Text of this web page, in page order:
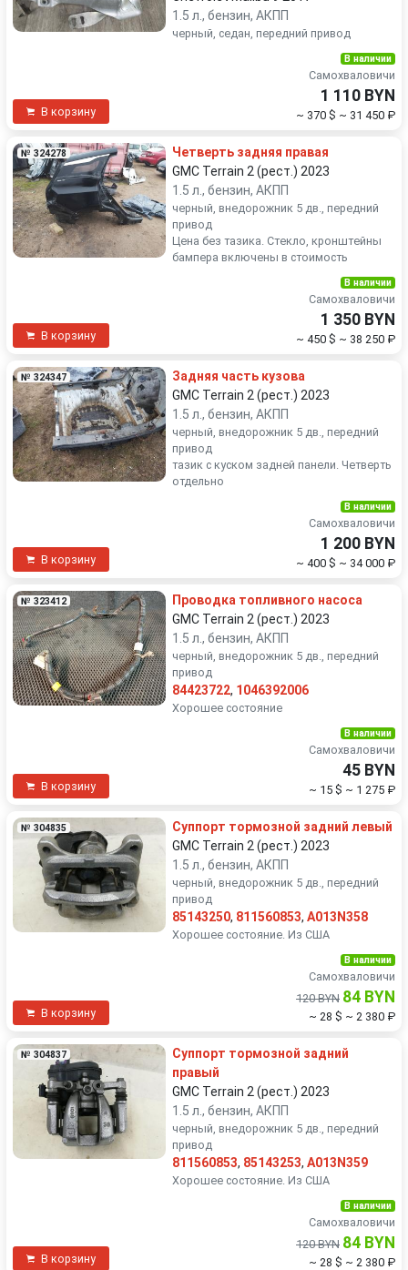
1.5 л., бензин, АКПП
черный, седан, передний привод
В корзину
В наличии
Самохваловичи
1 110 BYN
~ 370 $ ~ 31 450 ₽
№ 324278
Четверть задняя правая
GMC Terrain 2 (рест.) 2023
1.5 л., бензин, АКПП
черный, внедорожник 5 дв., передний
привод
Цена без тазика. Стекло, кронштейны
бампера включены в стоимость
В корзину
В наличии
Самохваловичи
1 350 BYN
~ 450 $ ~ 38 250 ₽
№ 324347
Задняя часть кузова
GMC Terrain 2 (рест.) 2023
1.5 л., бензин, АКПП
черный, внедорожник 5 дв., передний
привод
тазик с куском задней панели. Четверть
отдельно
В корзину
В наличии
Самохваловичи
1 200 BYN
~ 400 $ ~ 34 000 ₽
№ 323412
Проводка топливного насоса
GMC Terrain 2 (рест.) 2023
1.5 л., бензин, АКПП
черный, внедорожник 5 дв., передний
привод
84423722, 1046392006
Хорошее состояние
В корзину
В наличии
Самохваловичи
45 BYN
~ 15 $ ~ 1 275 ₽
№ 304835
Суппорт тормозной задний левый
GMC Terrain 2 (рест.) 2023
1.5 л., бензин, АКПП
черный, внедорожник 5 дв., передний
привод
85143250, 811560853, A013N358
Хорошее состояние. Из США
В корзину
В наличии
Самохваловичи
120 BYN 84 BYN
~ 28 $ ~ 2 380 ₽
№ 304837
Суппорт тормозной задний
правый
GMC Terrain 2 (рест.) 2023
1.5 л., бензин, АКПП
черный, внедорожник 5 дв., передний
привод
811560853, 85143253, A013N359
Хорошее состояние. Из США
В корзину
В наличии
Самохваловичи
120 BYN 84 BYN
~ 28 $ ~ 2 380 ₽